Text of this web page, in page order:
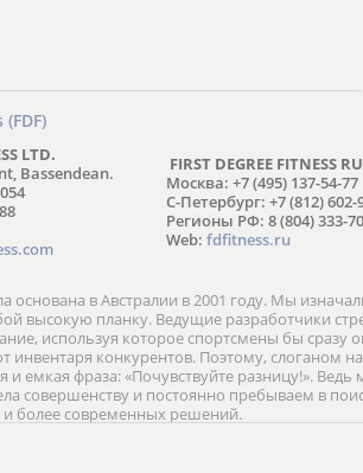
LTD.
Bassendean.
FIRST DEGREE FITNESS
Москва: +7 (495) 137-54-77
С-Петербург: +7 (812) 602-
Регионы РФ: 8 (804) 333-
Web: fdfitness.ru
в Австралии в 2001 году. Мы
высокую планку. Ведущие разработчики
используя которое спортсмены бы сразу
инвентаря конкурентов. Поэтому, слоганом
и емкая фраза: «Почувствуйте разницу!».
совершенству и постоянно пребываем в
более современных решений.